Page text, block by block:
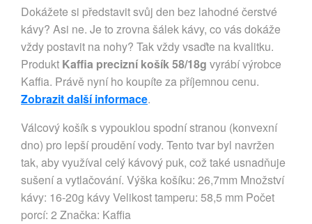
Dokážete si představit svůj den bez lahodné čerstvé
kávy? Asi ne. Je to zrovna šálek kávy, co vás dokáže
vždy postavit na nohy? Tak vždy vsaďte na kvalitku.
Produkt Kaffia precizní košík 58/18g vyrábí výrobce
Kaffia. Právě nyní ho koupíte za příjemnou cenu.
Zobrazit další informace.
Válcový košík s vypouklou spodní stranou (konvexní
dno) pro lepší proudění vody. Tento tvar byl navržen
tak, aby využíval celý kávový puk, což také usnadňuje
sušení a vytlačování. Výška košíku: 26,7mm Množství
kávy: 16-20g kávy Velikost tamperu: 58,5 mm Počet
porcí: 2 Značka: Kaffia